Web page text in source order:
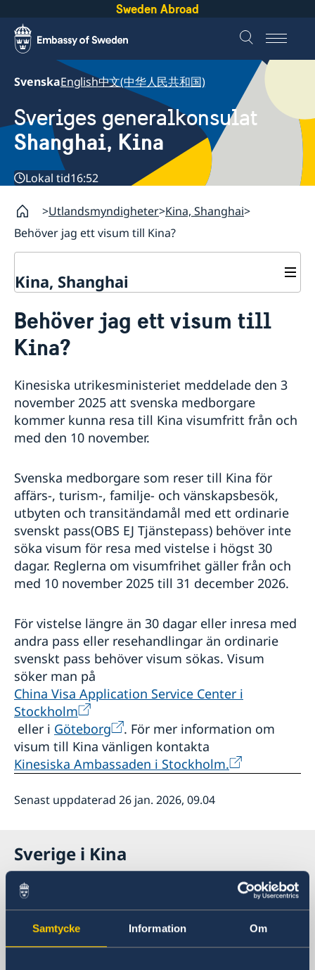
Samtycke Information Om
Sweden Abroad
SvenskaEnglish中文(中华人民共和国)
Sveriges generalkonsulat
Shanghai, Kina
Lokal tid16:52
Utlandsmyndigheter Kina, Shanghai
Behöver jag ett visum till Kina?
Kina, Shanghai
generalkonsulatet
Rösta i Shanghai
Pass och ID-kort
Provisoriskt pass
Samordningsnummer
Intyg och apostille
Competent Swedish Authority to issue Apostille
Äktenskapscertifikat
Förnya svenskt körkort
Nyheter
Om generalkonsulatet
Lediga tjänster
Dataskyddspolicy (GDPR)
Kontakt och öppettider
Så stöttar vi svenska företag
Vi är en resurs för svenska företag
Team Sweden
Svenska företag i Kina
Anmäl handelshinder
Behöver jag ett visum till
Kina?
Kinesiska utrikesministeriet meddelade den 3
november 2025 att svenska medborgare
kommer kunna resa till Kina visumfritt från och
med den 10 november.
Svenska medborgare som reser till Kina för
affärs-, turism-, familje- och vänskapsbesök,
utbyten och transitändamål med ett ordinarie
svenskt pass(OBS EJ Tjänstepass) behöver inte
söka visum för resa med vistelse i högst 30
dagar. Reglerna om visumfrihet gäller från och
med 10 november 2025 till 31 december 2026.
För vistelse längre än 30 dagar eller inresa med
andra pass eller resehandlingar än ordinarie
svenskt pass behöver visum sökas. Visum
söker man på
China Visa Application Service Center i
Stockholm
eller i Göteborg
. För mer information om
visum till Kina vänligen kontakta
Kinesiska Ambassaden i Stockholm.
Senast uppdaterad 26 jan. 2026, 09.04
Sverige i Kina
Sveriges generalkonsulat i Shanghai
Besöksadress
Shanghai Central Plaza, våning 15